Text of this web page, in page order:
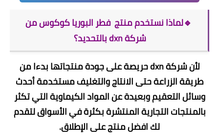
🔹لماذا نستخدم منتج فطر البوريا كوكوس من
شركة dxn بالتحديد؟
لأن شركة dxn حريصة على جودة منتجاتها بدءا من
طريقة الزراعة حتى الانتاج والتغليف مستخدمة أحدث
وسائل التعقيم وبعيدة عن المواد الكيماوية التي تكثر
بالمنتجات التجارية المنتشرة بكثرة في الأسواق لتقدم
لك افضل منتج على الإطلاق.